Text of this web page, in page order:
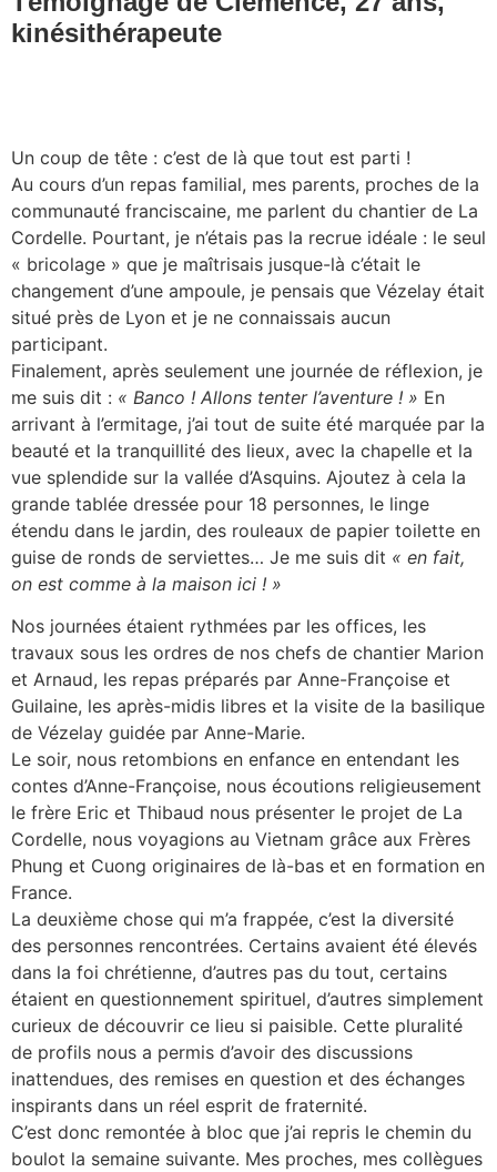
kinésithérapeute
Un coup de tête : c’est de là que tout est parti !
Au cours d’un repas familial, mes parents, proches de la
communauté franciscaine, me parlent du chantier de La
Cordelle. Pourtant, je n’étais pas la recrue idéale : le seul
« bricolage » que je maîtrisais jusque-là c’était le
changement d’une ampoule, je pensais que Vézelay était
situé près de Lyon et je ne connaissais aucun
participant.
Finalement, après seulement une journée de réflexion, je
me suis dit : « Banco ! Allons tenter l’aventure ! » En
arrivant à l’ermitage, j’ai tout de suite été marquée par la
beauté et la tranquillité des lieux, avec la chapelle et la
vue splendide sur la vallée d’Asquins. Ajoutez à cela la
grande tablée dressée pour 18 personnes, le linge
étendu dans le jardin, des rouleaux de papier toilette en
guise de ronds de serviettes… Je me suis dit « en fait,
on est comme à la maison ici ! »
Nos journées étaient rythmées par les offices, les
travaux sous les ordres de nos chefs de chantier Marion
et Arnaud, les repas préparés par Anne-Françoise et
Guilaine, les après-midis libres et la visite de la basilique
de Vézelay guidée par Anne-Marie.
Le soir, nous retombions en enfance en entendant les
contes d’Anne-Françoise, nous écoutions religieusement
le frère Eric et Thibaud nous présenter le projet de La
Cordelle, nous voyagions au Vietnam grâce aux Frères
Phung et Cuong originaires de là-bas et en formation en
France.
La deuxième chose qui m’a frappée, c’est la diversité
des personnes rencontrées. Certains avaient été élevés
dans la foi chrétienne, d’autres pas du tout, certains
étaient en questionnement spirituel, d’autres simplement
curieux de découvrir ce lieu si paisible. Cette pluralité
de profils nous a permis d’avoir des discussions
inattendues, des remises en question et des échanges
inspirants dans un réel esprit de fraternité.
C’est donc remontée à bloc que j’ai repris le chemin du
boulot la semaine suivante. Mes proches, mes collègues